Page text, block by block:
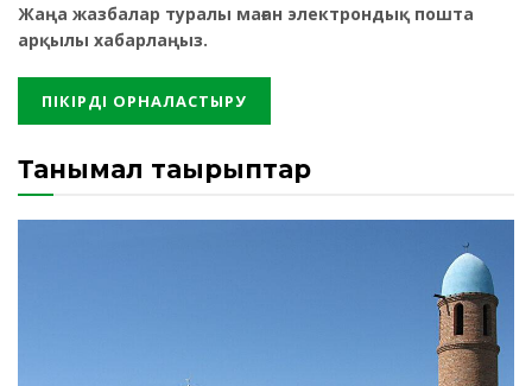
Жаңа жазбалар туралы маған электрондық пошта
арқылы хабарлаңыз.
Танымал тақырыптар